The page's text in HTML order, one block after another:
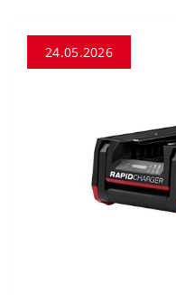
24.05.2026